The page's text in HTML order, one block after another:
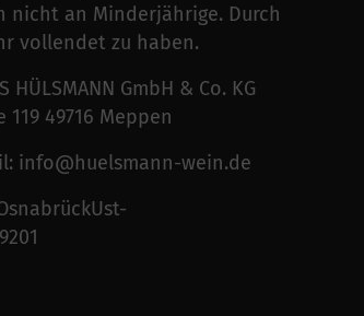
nicht an Minderjährige. Durch
vollendet zu haben.
HÜLSMANN GmbH & Co. KG
49716 Meppen
info@huelsmann-wein.de